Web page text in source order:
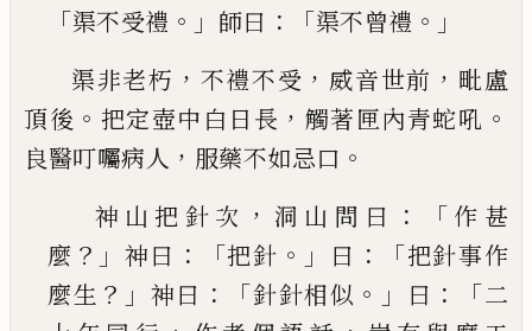
「渠不受禮 。」 師曰 ：「渠不曾禮 。」
渠非老朽 ， 不禮不受 ， 威音世前 ， 毗盧
頂後 。 把定壺中 白日長 ， 觸著匣內青蛇吼 。
良醫叮囑病人 ， 服藥不如忌口 。
神山把針次 ， 洞山問曰 ：「 作甚
麼 ？」 神曰 ：「把針 。」 曰 ：「把針事作
麼生 ？」 神曰 ：「針針相似 。」 曰 ：「二